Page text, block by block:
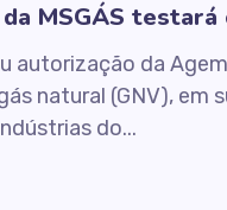
MSGÁS testará
autorização da
natural (GNV), em
do...